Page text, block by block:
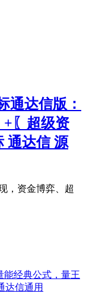
通达信版：
+〖超级资
通达信 源
，资金博弈、超